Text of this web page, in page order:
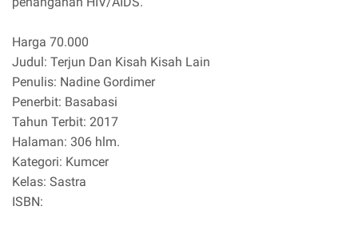
Harga 70.000
Judul: Terjun Dan Kisah Kisah Lain
Penulis: Nadine Gordimer
Penerbit: Basabasi
Tahun Terbit: 2017
Halaman: 306 hlm.
Kategori: Kumcer
Kelas: Sastra
ISBN: